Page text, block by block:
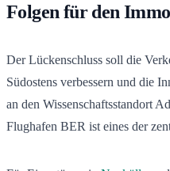
Folgen für den
Der Lückenschluss soll die
Südostens verbessern und die
an den Wissenschaftsstandort
Flughafen BER ist eines der